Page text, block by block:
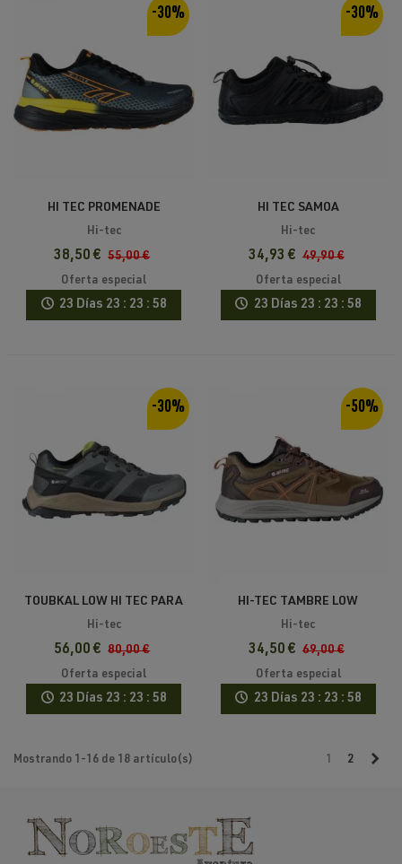
-30%
HI TEC PROMENADE
Hi-tec
38,50 € 55,00 €
Oferta especial
23 Días 23 : 23 : 58
-30%
HI TEC SAMOA
Hi-tec
34,93 € 49,90 €
Oferta especial
23 Días 23 : 23 : 58
-30%
TOUBKAL LOW HI TEC PARA
HOMBRE
Hi-tec
56,00 € 80,00 €
Oferta especial
23 Días 23 : 23 : 58
-50%
HI-TEC TAMBRE LOW
WATERPROOF
Hi-tec
34,50 € 69,00 €
Oferta especial
23 Días 23 : 23 : 58
Mostrando 1-16 de 18 artículo(s) 1 2